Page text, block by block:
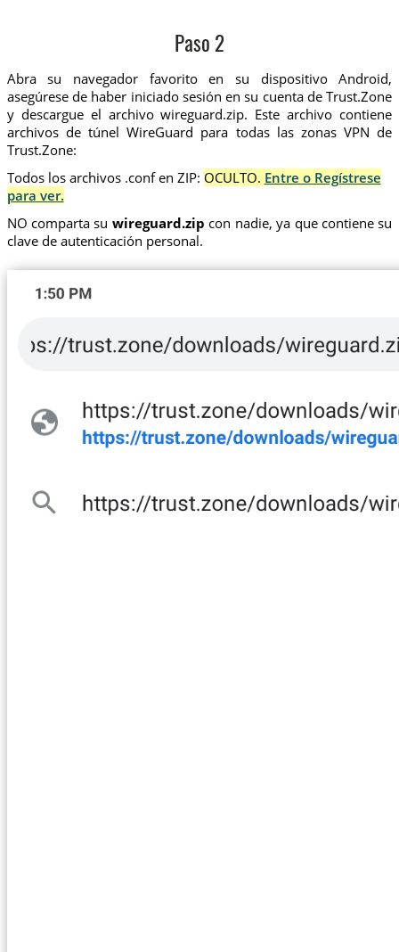
Paso 2
Abra su navegador favorito en su dispositivo Android,
asegúrese de haber iniciado sesión en su cuenta de Trust.Zone
y descargue el archivo wireguard.zip. Este archivo contiene
archivos de túnel WireGuard para todas las zonas VPN de
Trust.Zone:
Todos los archivos .conf en ZIP: OCULTO. Entre o Regístrese
para ver.
NO comparta su wireguard.zip con nadie, ya que contiene su
clave de autenticación personal.